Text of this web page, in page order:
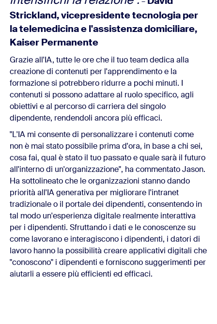
Strickland, vicepresidente tecnologia per
la telemedicina e l'assistenza domiciliare,
Kaiser Permanente
Grazie all'IA, tutte le ore che il tuo team dedica alla
creazione di contenuti per l'apprendimento e la
formazione si potrebbero ridurre a pochi minuti. I
contenuti si possono adattare al ruolo specifico, agli
obiettivi e al percorso di carriera del singolo
dipendente, rendendoli ancora più efficaci.
"L'IA mi consente di personalizzare i contenuti come
non è mai stato possibile prima d'ora, in base a chi sei,
cosa fai, qual è stato il tuo passato e quale sarà il futuro
all'interno di un'organizzazione", ha commentato Jason.
Ha sottolineato che le organizzazioni stanno dando
priorità all'IA generativa per migliorare l'intranet
tradizionale o il portale dei dipendenti, consentendo in
tal modo un'esperienza digitale realmente interattiva
per i dipendenti. Sfruttando i dati e le conoscenze su
come lavorano e interagiscono i dipendenti, i datori di
lavoro hanno la possibilità creare applicativi digitali che
"conoscono" i dipendenti e forniscono suggerimenti per
aiutarli a essere più efficienti ed efficaci.